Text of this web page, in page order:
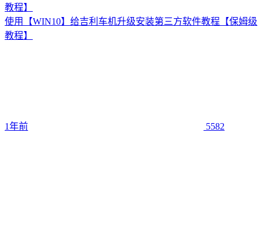
教程】
使用【WIN10】给吉利车机升级安装第三方软件教程【保姆级
教程】
1年前 5582